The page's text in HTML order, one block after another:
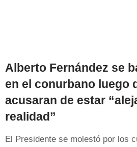
Alberto Fernández se
en el conurbano luego
acusaran de estar
realidad”
El Presidente se molestó por los